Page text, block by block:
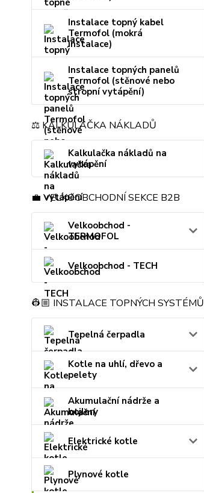
Instalace topný kabel
Termofol (mokrá
instalace)
Instalace topných panelů
Termofol (stěnové nebo
stropní vytápění)
⚖️ KALKULAČKA NÁKLADŮ
Kalkulačka nákladů na
vytápění
💼 VELKOOBCHODNÍ SEKCE B2B
Velkoobchod -
TERMOFOL
Velkoobchod - TECH
👷🏼 INSTALACE TOPNÝCH SYSTÉMŮ
Tepelná čerpadla
Kotle na uhlí, dřevo a
pelety
Akumulační nádrže a
bojlery
Elektrické kotle
Plynové kotle